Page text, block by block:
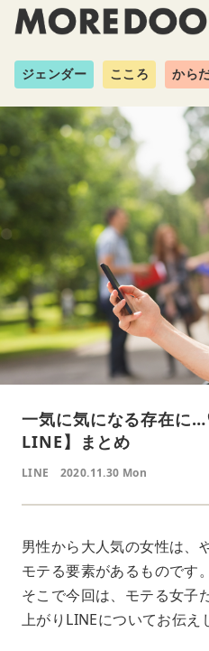
ジェンダー こころ から
一気に気になる存在に
LINE】まとめ
LINE 2020.11.30 Mon
男性から大人気の女性は、
モテる要素があるものです。
そこで今回は、モテる女子
上がりLINEについてお伝え